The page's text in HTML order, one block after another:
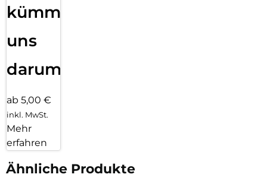
kümmern
uns
darum!
ab 5,00 €
inkl. MwSt.
Mehr
erfahren
Ähnliche Produkte